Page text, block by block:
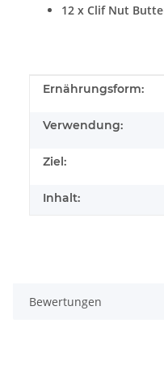
12 x Clif Nut
Produkteigenschaft
Wert
Ernährungsform:
Verwendung:
Ziel:
Inhalt:
Bewertungen